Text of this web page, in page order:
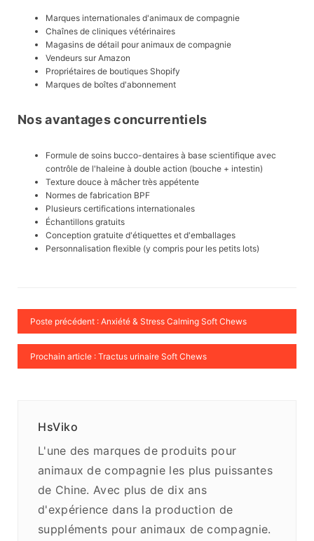
Marques internationales d'animaux de compagnie
Chaînes de cliniques vétérinaires
Magasins de détail pour animaux de compagnie
Vendeurs sur Amazon
Propriétaires de boutiques Shopify
Marques de boîtes d'abonnement
Nos avantages concurrentiels
Formule de soins bucco-dentaires à base scientifique avec
contrôle de l'haleine à double action (bouche + intestin)
Texture douce à mâcher très appétente
Normes de fabrication BPF
Plusieurs certifications internationales
Échantillons gratuits
Conception gratuite d'étiquettes et d'emballages
Personnalisation flexible (y compris pour les petits lots)
Poste précédent : Anxiété & Stress Calming Soft Chews
Prochain article : Tractus urinaire Soft Chews
HsViko
L'une des marques de produits pour
animaux de compagnie les plus puissantes
de Chine. Avec plus de dix ans
d'expérience dans la production de
suppléments pour animaux de compagnie.